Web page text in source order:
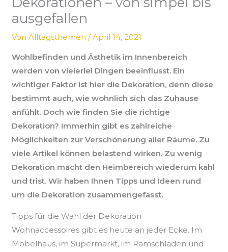
ausgefallen
VonAlltagsthemen/April 14, 2021
Wohlbefinden und Ästhetik im Innenbereich
werden von vielerlei Dingen beeinflusst. Ein
wichtiger Faktor ist hier die Dekoration, denn diese
bestimmt auch, wie wohnlich sich das Zuhause
anfühlt. Doch wie finden Sie die richtige
Dekoration? Immerhin gibt es zahlreiche
Möglichkeiten zur Verschönerung aller Räume. Zu
viele Artikel können belastend wirken. Zu wenig
Dekoration macht den Heimbereich wiederum kahl
und trist. Wir haben Ihnen Tipps und Ideen rund
um die Dekoration zusammengefasst.
Tipps für die Wahl der Dekoration
Wohnaccessoires gibt es heute an jeder Ecke. Im
Möbelhaus, im Supermarkt, im Ramschladen und